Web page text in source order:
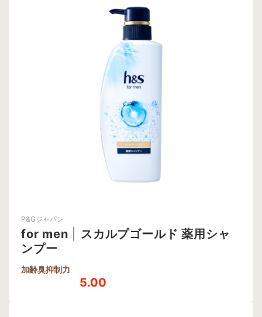
P&Gジャパン
for men
スカルプゴールド 薬用シャ
ンプー
加齢臭抑制力
5.00